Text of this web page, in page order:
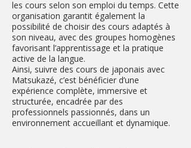
les cours selon son emploi du temps. Cette
organisation garantit également la
possibilité de choisir des cours adaptés à
son niveau, avec des groupes homogènes
favorisant l’apprentissage et la pratique
active de la langue.
Ainsi, suivre des cours de japonais avec
Matsukazé, c’est bénéficier d’une
expérience complète, immersive et
structurée, encadrée par des
professionnels passionnés, dans un
environnement accueillant et dynamique.